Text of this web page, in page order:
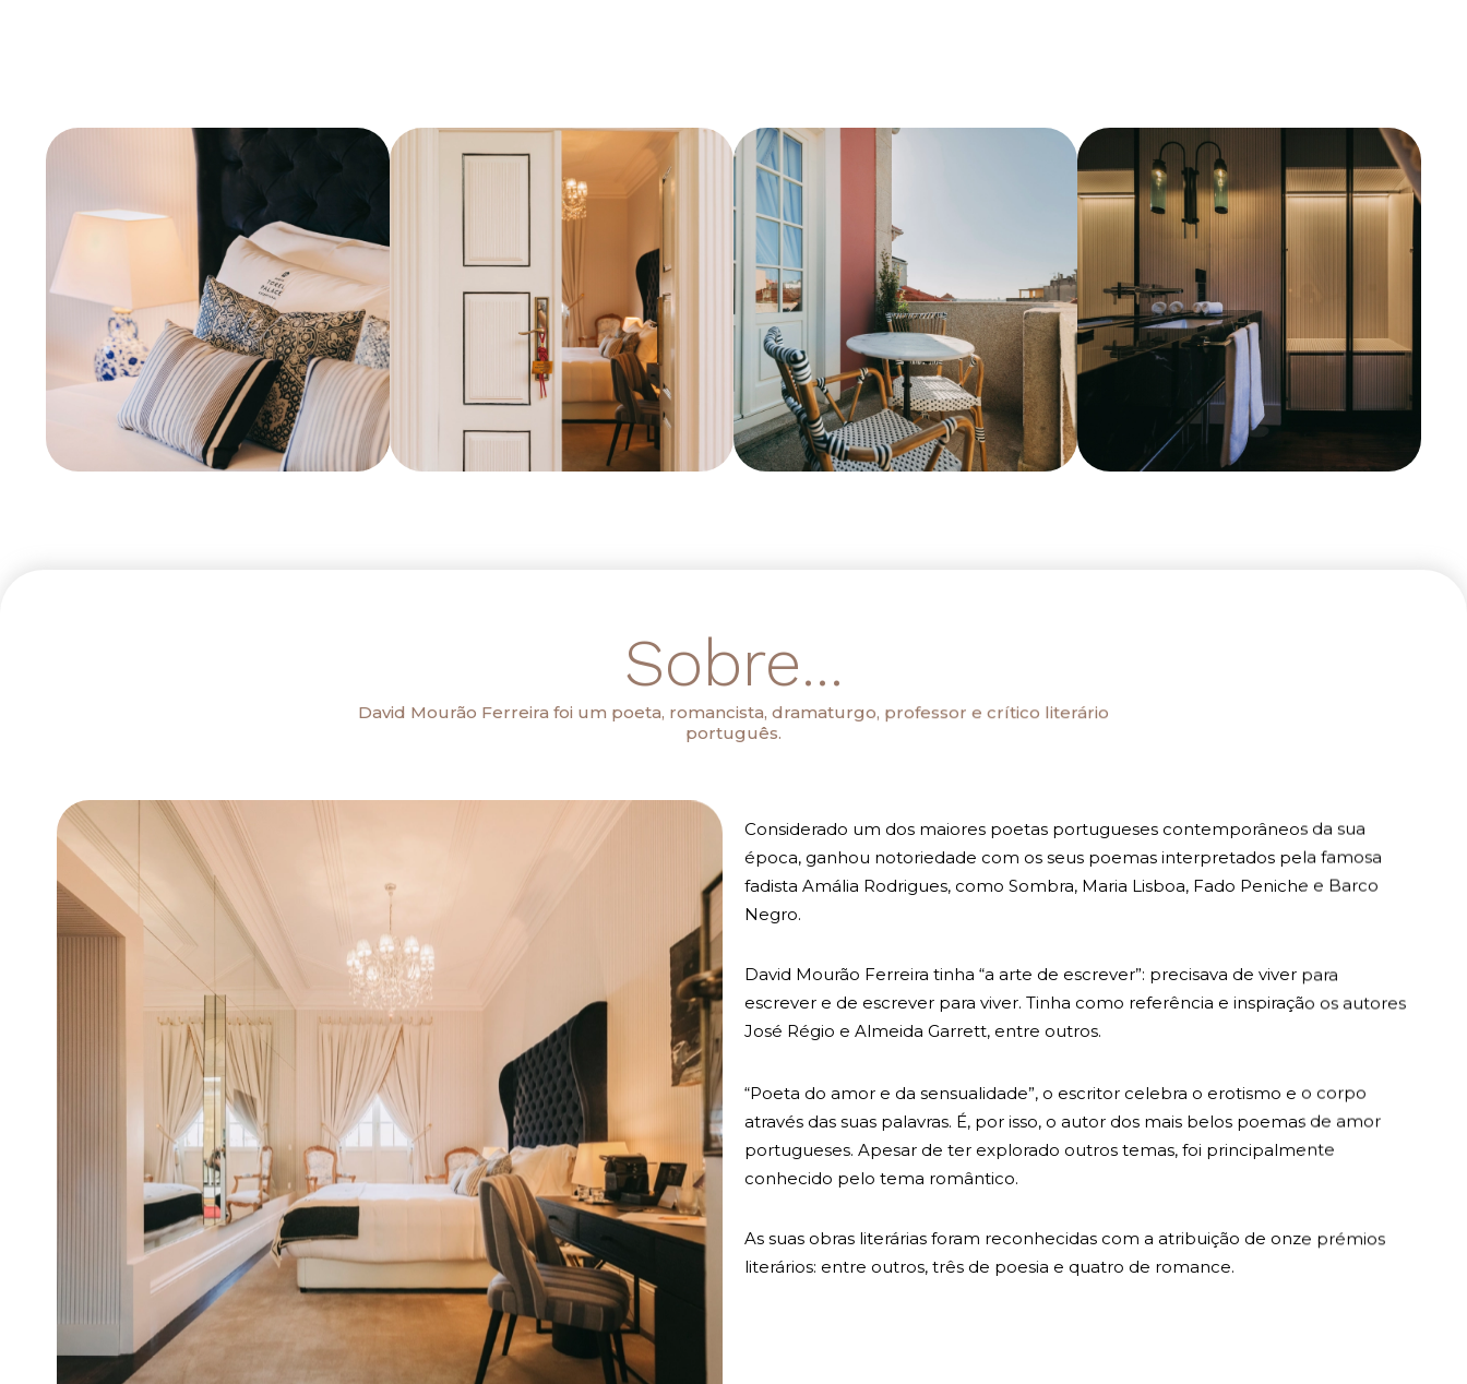
Sobre...
David Mourão Ferreira foi um poeta, romancista, dramaturgo, professor e crítico literário
português.
Considerado um dos maiores poetas portugueses contemporâneos da sua
época, ganhou notoriedade com os seus poemas interpretados pela famosa
fadista Amália Rodrigues, como Sombra, Maria Lisboa, Fado Peniche e Barco
Negro.
David Mourão Ferreira tinha “a arte de escrever”: precisava de viver para
escrever e de escrever para viver. Tinha como referência e inspiração os autores
José Régio e Almeida Garrett, entre outros.
“Poeta do amor e da sensualidade”, o escritor celebra o erotismo e o corpo
através das suas palavras. É, por isso, o autor dos mais belos poemas de amor
portugueses. Apesar de ter explorado outros temas, foi principalmente
conhecido pelo tema romântico.
As suas obras literárias foram reconhecidas com a atribuição de onze prémios
literários: entre outros, três de poesia e quatro de romance.